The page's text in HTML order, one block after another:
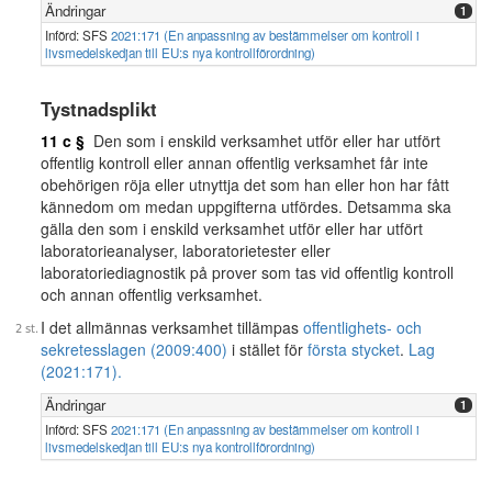
Ändringar 1
Införd: SFS2021:171 (En anpassning av bestämmelser om kontroll i
livsmedelskedjan till EU:s nya kontrollförordning)
Tystnadsplikt
11 c § Den som i enskild verksamhet utför eller har utfört
offentlig kontroll eller annan offentlig verksamhet får inte
obehörigen röja eller utnyttja det som han eller hon har fått
kännedom om medan uppgifterna utfördes. Detsamma ska
gälla den som i enskild verksamhet utför eller har utfört
laboratorieanalyser, laboratorietester eller
laboratoriediagnostik på prover som tas vid offentlig kontroll
och annan offentlig verksamhet.
I det allmännas verksamhet tillämpas offentlighets- och
sekretesslagen (2009:400) i stället för första stycket. Lag
(2021:171).
Ändringar 1
Införd: SFS2021:171 (En anpassning av bestämmelser om kontroll i
livsmedelskedjan till EU:s nya kontrollförordning)